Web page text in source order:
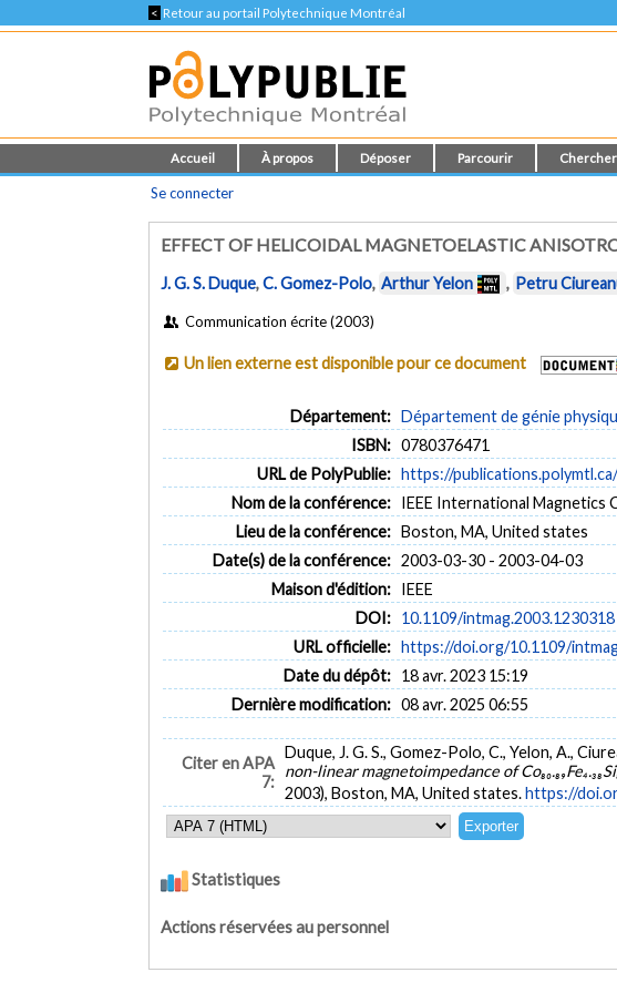
< Retour au portail Polytechnique Montréal
Accueil À propos Déposer Parcourir Chercher
Se connecter
EFFECT OF HELICOIDAL MAGNETOELASTIC
J. G. S. Duque,C. Gomez-Polo, Arthur Yelon , Petru
Communication écrite (2003)
Un lien externe est disponible pour ce document
Département: Département de génie
ISBN: 0780376471
URL de PolyPublie: https://
Nom de la conférence: IEEE International Magnetics
Lieu de la conférence: Boston, MA, United states
Date(s) de la conférence: 2003-03-30 - 2003-04-03
Maison d'édition: IEEE
DOI: 10.1109/intmag.2003.1230318
URL officielle: https://doi.org/10.1109/
Date du dépôt: 18 avr. 2023 15:19
Dernière modification: 08 avr. 2025 06:55
Citer en APA
7:
Duque, J. G. S., Gomez-Polo, C., Yelon, A.,
non-linear magnetoimpedance of
2003), Boston, MA, United states.https://
Statistiques
Actions réservées au personnel